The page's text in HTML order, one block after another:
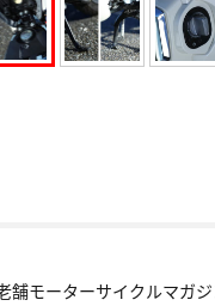
モーターサイクルマガジ